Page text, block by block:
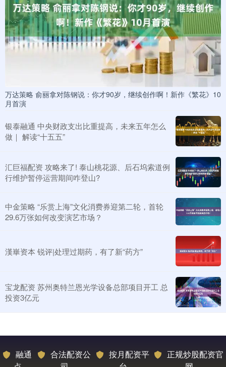
万达策略 俞丽拿对陈钢说：你才90岁，继续创作啊！新作《繁花》10
月首演
银泰融通 中央财政支出比重提高，未来五年怎么
做｜ 解读“十五五”
汇巨福配资 攻略来了! 泰山桃花源、后石坞索道例
行维护暂停运营期间咋登山?
中金策略 “乐赏上海”文化消费券迎第二轮，首轮
29.6万张如何改变演艺市场？
漢崋资本 锐评|处理过期药，有了新“药方”
宝龙配资 苏州奥特兰恩光学设备总部项目开工 总
投资3亿元
融通
合法配资公
按月配资平
正规炒股配资官